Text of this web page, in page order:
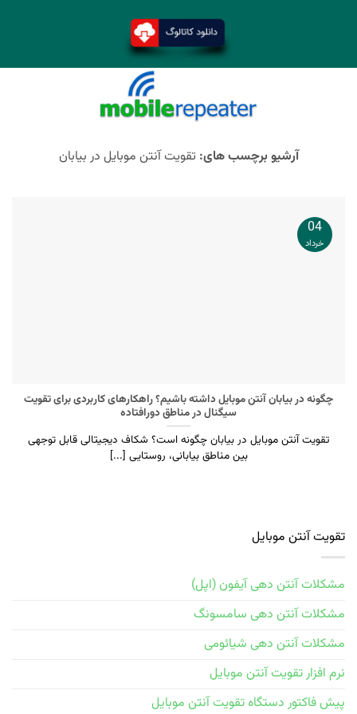
آرشیو برچسب های: تقویت آنتن موبایل در بیابان
چگونه در بیابان آنتن موبایل داشته باشیم؟ راهکارهای کاربردی برای تقویت
سیگنال در مناطق دورافتاده
تقویت آنتن موبایل در بیابان چگونه است؟ شکاف دیجیتالی قابل توجهی
بین مناطق بیابانی، روستایی [...]
04
خرداد
تقویت آنتن موبایل
مشکلات آنتن دهی آیفون (اپل)
مشکلات آنتن دهی سامسونگ
مشکلات آنتن دهی شیائومی
نرم افزار تقویت آنتن موبایل
پیش فاکتور دستگاه تقویت آنتن موبایل